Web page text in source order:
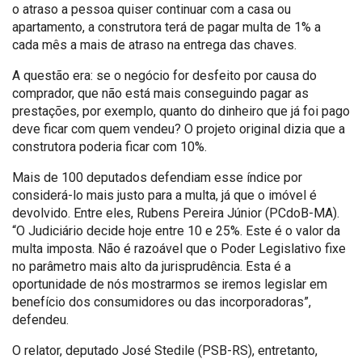
o atraso a pessoa quiser continuar com a casa ou
apartamento, a construtora terá de pagar multa de 1% a
cada mês a mais de atraso na entrega das chaves.
A questão era: se o negócio for desfeito por causa do
comprador, que não está mais conseguindo pagar as
prestações, por exemplo, quanto do dinheiro que já foi pago
deve ficar com quem vendeu? O projeto original dizia que a
construtora poderia ficar com 10%.
Mais de 100 deputados defendiam esse índice por
considerá-lo mais justo para a multa, já que o imóvel é
devolvido. Entre eles, Rubens Pereira Júnior (PCdoB-MA).
“O Judiciário decide hoje entre 10 e 25%. Este é o valor da
multa imposta. Não é razoável que o Poder Legislativo fixe
no parâmetro mais alto da jurisprudência. Esta é a
oportunidade de nós mostrarmos se iremos legislar em
benefício dos consumidores ou das incorporadoras”,
defendeu.
O relator, deputado José Stedile (PSB-RS), entretanto,